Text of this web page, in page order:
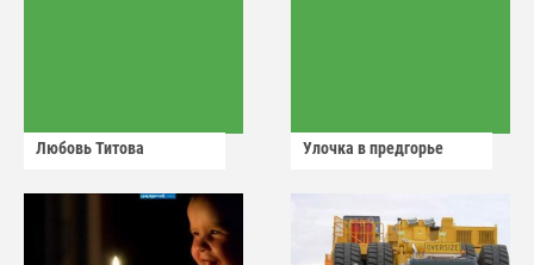
Любовь Титова Улочка в предгорье